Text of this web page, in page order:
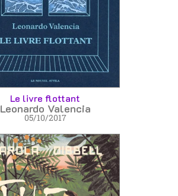
Le livre flottant
Leonardo Valencia
05/10/2017